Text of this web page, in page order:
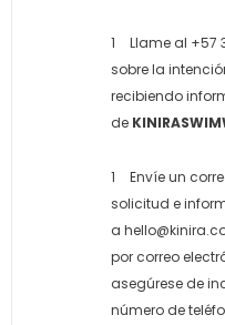
Llame al +57
sobre la
recibiendo
de
Envíe un
solicitud e
a
por correo
asegúrese de
número de